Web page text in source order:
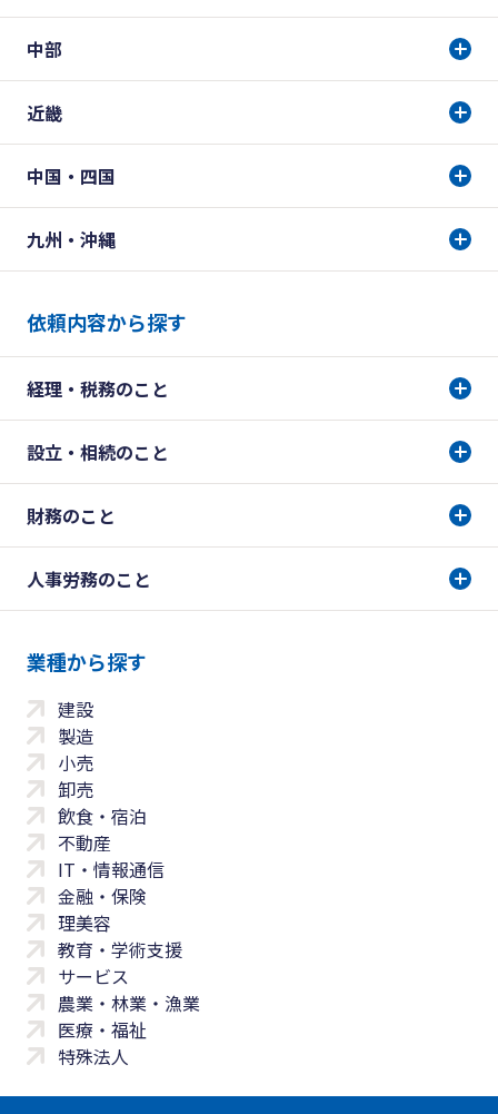
中部
近畿
中国・四国
九州・沖縄
依頼内容から探す
経理・税務のこと
設立・相続のこと
財務のこと
人事労務のこと
業種から探す
建設
製造
小売
卸売
飲食・宿泊
不動産
IT・情報通信
金融・保険
理美容
教育・学術支援
サービス
農業・林業・漁業
医療・福祉
特殊法人